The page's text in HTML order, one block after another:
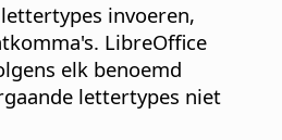
invoeren,
LibreOffice
elk benoemd
lettertypes niet